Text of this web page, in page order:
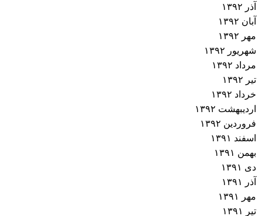
آذر ۱۳۹۲
آبان ۱۳۹۲
مهر ۱۳۹۲
شهریور ۱۳۹۲
مرداد ۱۳۹۲
تیر ۱۳۹۲
خرداد ۱۳۹۲
اردیبهشت ۱۳۹۲
فروردین ۱۳۹۲
اسفند ۱۳۹۱
بهمن ۱۳۹۱
دی ۱۳۹۱
آذر ۱۳۹۱
مهر ۱۳۹۱
تیر ۱۳۹۱